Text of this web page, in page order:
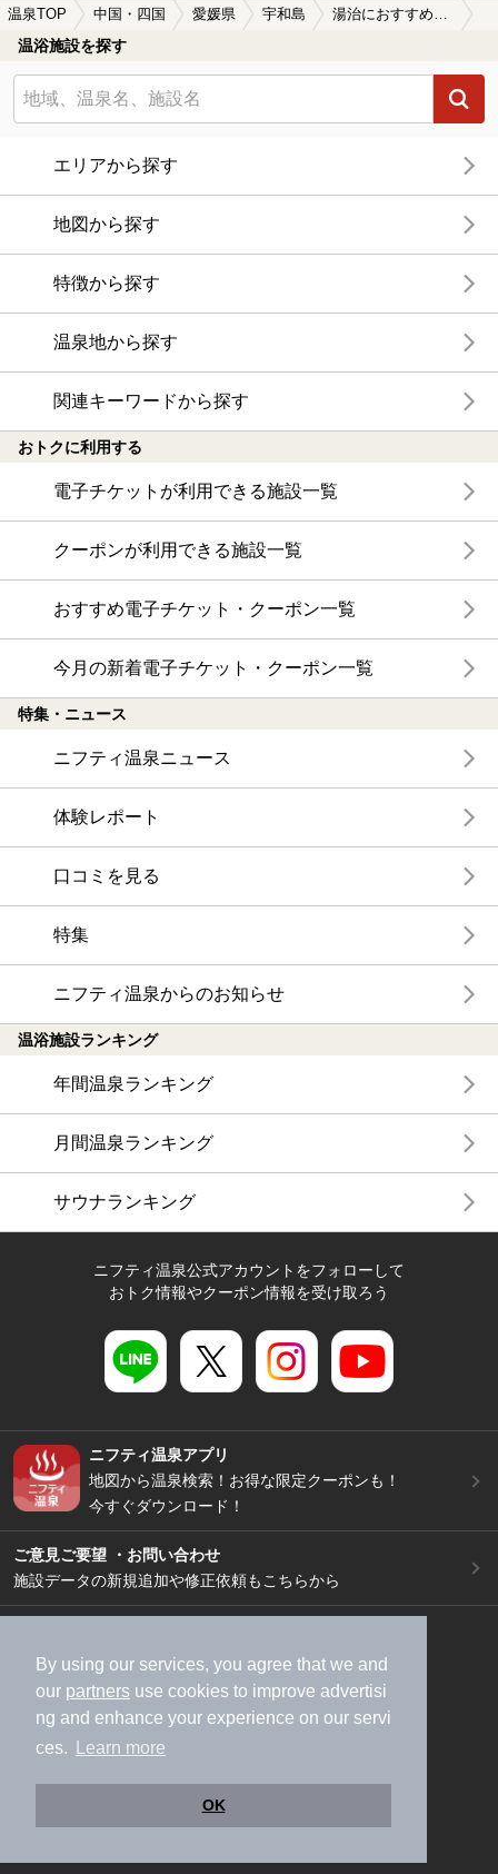
By using our services, you agree that we and
our partners use cookies to improve advertisi
ng and enhance your experience on our servi
ces.
Learn more
OK
温泉TOP 中国・四国 愛媛県 宇和島 湯治におすすめの宇和島の温泉、日帰り温泉、スーパー銭湯おすすめ
温浴施設を探す
エリアから探す
地図から探す
特徴から探す
温泉地から探す
関連キーワードから探す
おトクに利用する
電子チケットが利用できる施設一覧
クーポンが利用できる施設一覧
おすすめ電子チケット・クーポン一覧
今月の新着電子チケット・クーポン一覧
特集・ニュース
ニフティ温泉ニュース
体験レポート
口コミを見る
特集
ニフティ温泉からのお知らせ
温浴施設ランキング
年間温泉ランキング
月間温泉ランキング
サウナランキング
ニフティ温泉公式アカウントをフォローして
おトク情報やクーポン情報を受け取ろう
ニフティ温泉アプリ
地図から温泉検索！お得な限定クーポンも！
今すぐダウンロード！
ご意見ご要望 ・お問い合わせ
施設データの新規追加や修正依頼もこちらから
加盟店募集（資料請求）
広告出稿のご案内
利用規約
ライフスタイルMEMBERS+規約
特定商取引法に基づく表記
ヘルプ
採用情報
運営会社